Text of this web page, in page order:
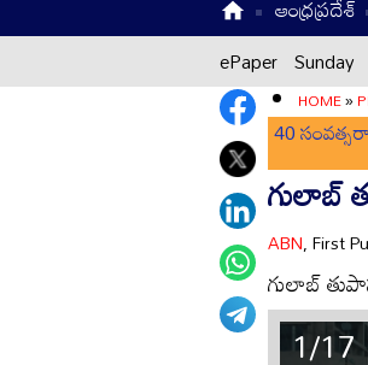
ఆంధ్రప్రదేశ్
ePaper Sunday
HOME»
40
గులాబ్
ABN, First
గులాబ్
1/17